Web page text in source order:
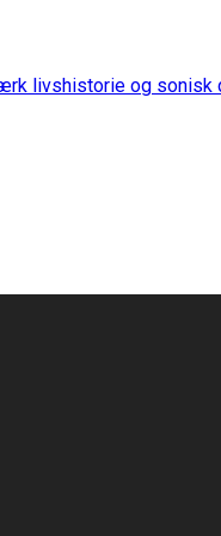
livshistorie og sonisk